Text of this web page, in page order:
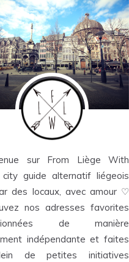
sur From Liège With
city guide alternatif liégeois
des locaux, avec amour ♡
nos adresses favorites
de manière
indépendante et faites
de petites initiatives